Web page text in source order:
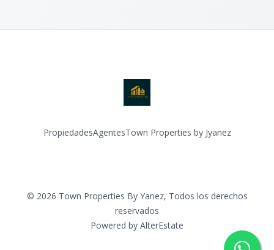
PropiedadesAgentesTown Properties by Jyanez
© 2026 Town Properties By Yanez, Todos los derechos
reservados
Powered by AlterEstate